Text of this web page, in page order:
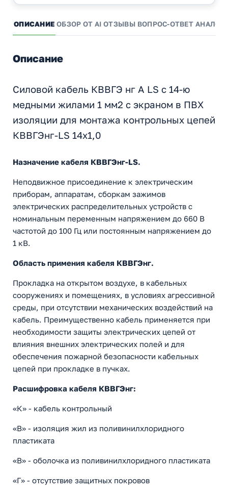
ОПИСАНИЕ ОБЗОР ОТ AI ОТЗЫВЫ ВОПРОС-ОТВЕТ
Описание
Силовой кабель КВВГЭ нг А LS с 14-ю
медными жилами 1 мм2 с экраном в ПВХ
изоляции для монтажа контрольных цепей
КВВГЭнг-LS 14х1,0
Назначение кабеля КВВГЭнг-LS.
Неподвижное присоединение к электрическим
приборам, аппаратам, сборкам зажимов
электрических распределительных устройств с
номинальным переменным напряжением до 660 В
частотой до 100 Гц или постоянным напряжением до
1 кВ.
Область примения кабеля КВВГЭнг.
Прокладка на открытом воздухе, в кабельных
сооружениях и помещениях, в условиях агрессивной
среды, при отсутствии механических воздействий на
кабель. Преимущественно кабель применяется при
необходимости защиты электрических цепей от
влияния внешних электрических полей и для
обеспечения пожарной безопасности кабельных
цепей при прокладке в пучках.
Расшифровка кабеля КВВГЭнг:
«К» - кабель контрольный
«В» - изоляция жил из поливинилхлоридного
пластиката
«В» - оболочка из поливинилхлоридного пластиката
«Г» - отсутствие защитных покровов